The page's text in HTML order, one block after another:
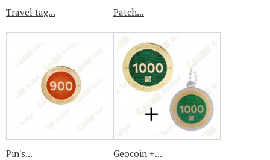
Travel tag... Patch...
Pin's... Geocoin +...